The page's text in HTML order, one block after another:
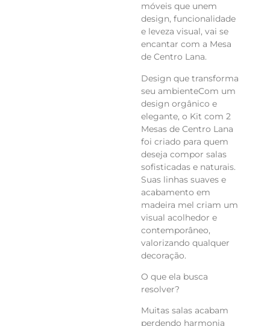
móveis que unem
design, funcionalidade
e leveza visual, vai se
encantar com a Mesa
de Centro Lana.
Design que transforma
seu ambienteCom um
design orgânico e
elegante, o Kit com 2
Mesas de Centro Lana
foi criado para quem
deseja compor salas
sofisticadas e naturais.
Suas linhas suaves e
acabamento em
madeira mel criam um
visual acolhedor e
contemporâneo,
valorizando qualquer
decoração.
O que ela busca
resolver?
Muitas salas acabam
perdendo harmonia